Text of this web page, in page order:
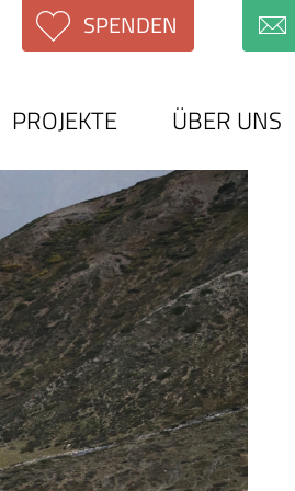
PROJEKTE ÜBER UNS
SPENDEN